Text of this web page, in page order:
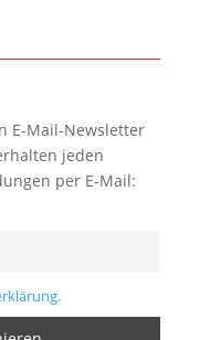
E-Mail-Newsletter
jeden
per E-Mail: